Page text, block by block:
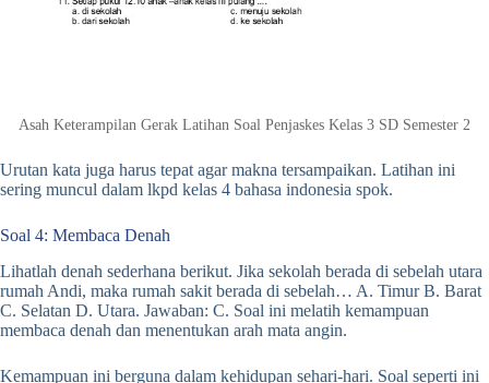
Asah Keterampilan Gerak Latihan Soal Penjaskes Kelas 3 SD Semester 2
Urutan kata juga harus tepat agar makna tersampaikan. Latihan ini
sering muncul dalam lkpd kelas 4 bahasa indonesia spok.
Soal 4: Membaca Denah
Lihatlah denah sederhana berikut. Jika sekolah berada di sebelah utara
rumah Andi, maka rumah sakit berada di sebelah… A. Timur B. Barat
C. Selatan D. Utara. Jawaban: C. Soal ini melatih kemampuan
membaca denah dan menentukan arah mata angin.
Kemampuan ini berguna dalam kehidupan sehari-hari. Soal seperti ini